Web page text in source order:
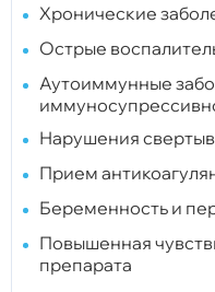
Хронические
Острые
Аутоиммунные
Нарушения
Прием
Беременность и
Повышенная
препарата